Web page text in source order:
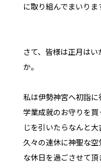
に取り組んでまいりま
さて、皆様は正月は
か。
私は伊勢神宮へ初詣に
学業成就のお守りを買
じを引いたらなんと大
久々の連休に神聖な
な休日を過ごさせて頂